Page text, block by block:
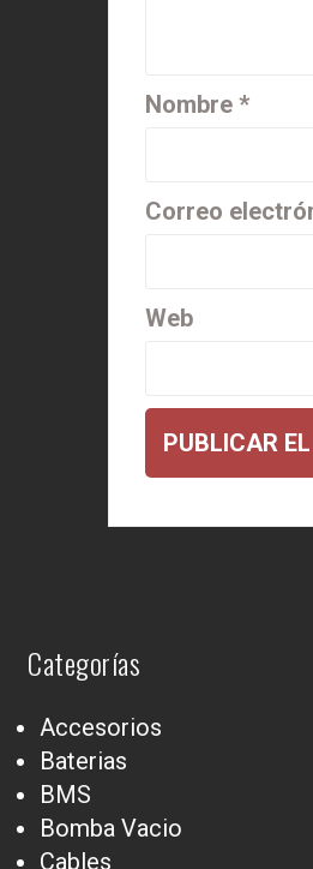
Nombre *
Correo
Web
Categorías
Accesorios
Baterias
BMS
Bomba Vacio
Cables